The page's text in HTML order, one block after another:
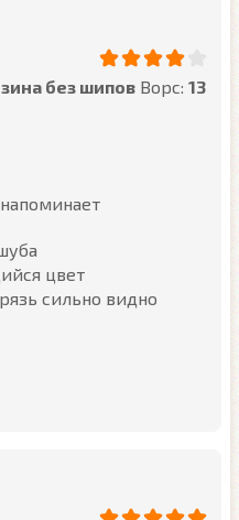
без шипов Ворс: 13
цвет
сильно видно